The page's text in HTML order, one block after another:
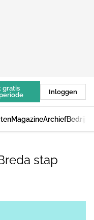
gratis
Inloggen
MagazineArchief
stap